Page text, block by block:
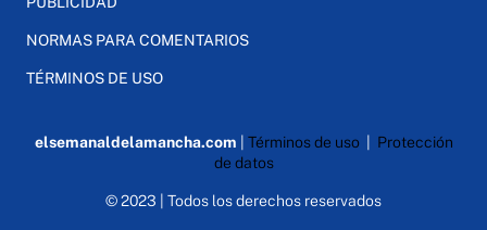
NORMAS PARA COMENTARIOS
TÉRMINOS DE USO
elsemanaldelamancha.com | Términos de uso| Protección
de datos
© 2023 | Todos los derechos reservados